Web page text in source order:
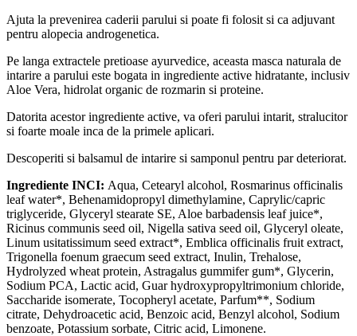
Ajuta la prevenirea caderii parului si poate fi folosit si ca adjuvant
pentru alopecia androgenetica.
Pe langa extractele pretioase ayurvedice, aceasta masca naturala de
intarire a parului este bogata in ingrediente active hidratante, inclusiv
Aloe Vera, hidrolat organic de rozmarin si proteine.
Datorita acestor ingrediente active, va oferi parului intarit, stralucitor
si foarte moale inca de la primele aplicari.
Descoperiti si balsamul de intarire si samponul pentru par deteriorat.
Ingrediente INCI: Aqua, Cetearyl alcohol, Rosmarinus officinalis
leaf water*, Behenamidopropyl dimethylamine, Caprylic/capric
triglyceride, Glyceryl stearate SE, Aloe barbadensis leaf juice*,
Ricinus communis seed oil, Nigella sativa seed oil, Glyceryl oleate,
Linum usitatissimum seed extract*, Emblica officinalis fruit extract,
Trigonella foenum graecum seed extract, Inulin, Trehalose,
Hydrolyzed wheat protein, Astragalus gummifer gum*, Glycerin,
Sodium PCA, Lactic acid, Guar hydroxypropyltrimonium chloride,
Saccharide isomerate, Tocopheryl acetate, Parfum**, Sodium
citrate, Dehydroacetic acid, Benzoic acid, Benzyl alcohol, Sodium
benzoate, Potassium sorbate, Citric acid, Limonene.